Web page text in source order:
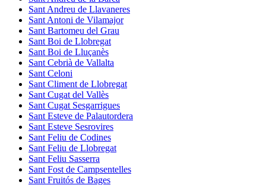
Sant Andreu de Llavaneres
Sant Antoni de Vilamajor
Sant Bartomeu del Grau
Sant Boi de Llobregat
Sant Boi de Lluçanès
Sant Cebrià de Vallalta
Sant Celoni
Sant Climent de Llobregat
Sant Cugat del Vallès
Sant Cugat Sesgarrigues
Sant Esteve de Palautordera
Sant Esteve Sesrovires
Sant Feliu de Codines
Sant Feliu de Llobregat
Sant Feliu Sasserra
Sant Fost de Campsentelles
Sant Fruitós de Bages